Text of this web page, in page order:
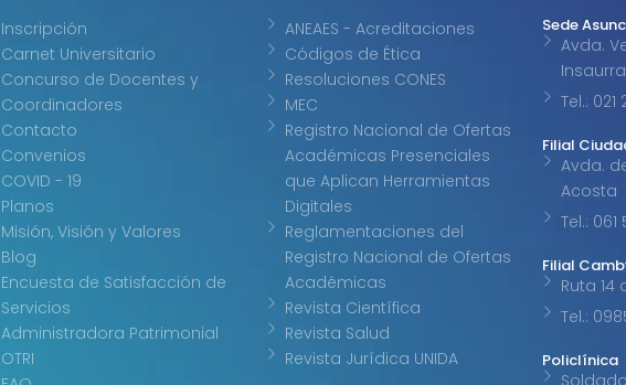
Inscripción
Carnet Universitario
Concurso de Docentes y
Coordinadores
Contacto
Convenios
COVID - 19
Planos
Misión, Visión y Valores
Blog
Encuesta de Satisfacción de
Servicios
Administradora Patrimonial
OTRI
ANEAES - Acreditaciones
Códigos de Ética
Resoluciones CONES
MEC
Registro Nacional de Ofertas
Académicas Presenciales
que Aplican Herramientas
Digitales
Reglamentaciones del
Registro Nacional de Ofertas
Académicas
Revista Científica
Revista Salud
Revista Jurídica UNIDA
Sede
Avda.
Tel.:
Filial
Avda.
Acosta
Tel.: 061
Filial
Ruta
Tel.:
Policlínica